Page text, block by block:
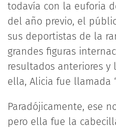
todavía con la euforia
del año previo, el
sus deportistas de la
grandes figuras
resultados anteriores y
ella, Alicia fue llamada
Paradójicamente, ese
pero ella fue la